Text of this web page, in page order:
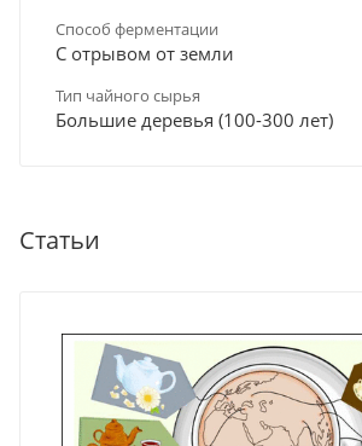
Способ ферментации
С отрывом от земли
Тип чайного сырья
Большие деревья (100-300 лет)
Статьи